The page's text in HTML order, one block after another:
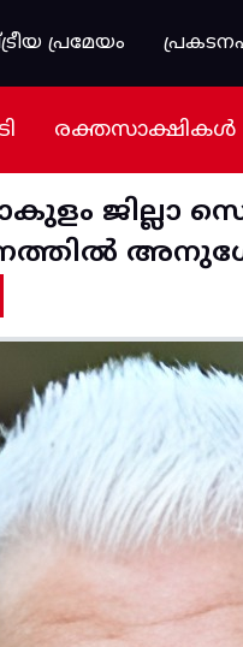
പ്രമേയം
രക്തസാക്ഷികൾ
ജില്ലാ